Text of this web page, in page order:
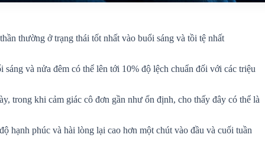
thường ở trạng thái tốt nhất vào buổi sáng và tồi tệ nhất
và nửa đêm có thể lên tới 10% độ lệch chuẩn đối với các triệu
trong khi cảm giác cô đơn gần như ổn định, cho thấy đây có thể là
hạnh phúc và hài lòng lại cao hơn một chút vào đầu và cuối tuần